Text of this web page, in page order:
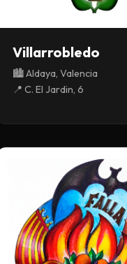
Villarrobledo
🏙️ Aldaya, Valencia
📍 C. El Jardin, 6